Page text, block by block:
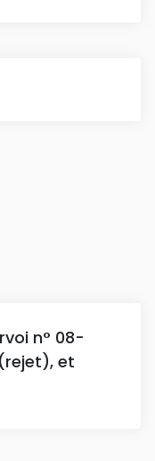
n° 08-
(rejet), et